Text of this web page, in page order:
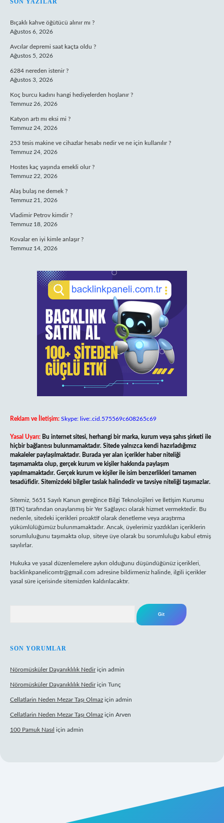
SIDEBAR
SON YAZILAR
Bıçaklı kahve öğütücü alınır mı ?
Ağustos 6, 2026
Avcılar depremi saat kaçta oldu ?
Ağustos 5, 2026
6284 nereden istenir ?
Ağustos 3, 2026
Koç burcu kadını hangi hediyelerden hoşlanır ?
Temmuz 26, 2026
Katyon artı mı eksi mi ?
Temmuz 24, 2026
253 tesis makine ve cihazlar hesabı nedir ve ne için kullanılır ?
Temmuz 24, 2026
Hostes kaç yaşında emekli olur ?
Temmuz 22, 2026
Alaş bulaş ne demek ?
Temmuz 21, 2026
Vladimir Petrov kimdir ?
Temmuz 18, 2026
Kovalar en iyi kimle anlaşır ?
Temmuz 14, 2026
Reklam ve İletişim: Skype: live:.cid.575569c608265c69
Yasal Uyarı: Bu internet sitesi, herhangi bir marka, kurum veya şahıs şirketi ile
hiçbir bağlantısı bulunmamaktadır. Sitede yalnızca kendi hazırladığımız
makaleler paylaşılmaktadır. Burada yer alan içerikler haber niteliği
taşımamakta olup, gerçek kurum ve kişiler hakkında paylaşım
yapılmamaktadır. Gerçek kurum ve kişiler ile isim benzerlikleri tamamen
tesadüfidir. Sitemizdeki bilgiler taslak halindedir ve tavsiye niteliği taşımazlar.
Sitemiz, 5651 Sayılı Kanun gereğince Bilgi Teknolojileri ve İletişim Kurumu
(BTK) tarafından onaylanmış bir Yer Sağlayıcı olarak hizmet vermektedir. Bu
nedenle, sitedeki içerikleri proaktif olarak denetleme veya araştırma
yükümlülüğümüz bulunmamaktadır. Ancak, üyelerimiz yazdıkları içeriklerin
sorumluluğunu taşımakta olup, siteye üye olarak bu sorumluluğu kabul etmiş
sayılırlar.
Hukuka ve yasal düzenlemelere aykırı olduğunu düşündüğünüz içerikleri,
backlinkpanelicomtr@gmail.com adresine bildirmeniz halinde, ilgili içerikler
yasal süre içerisinde sitemizden kaldırılacaktır.
SON YORUMLAR
Nöromüsküler Dayanıklılık Nediriçin admin
Nöromüsküler Dayanıklılık Nediriçin Tunç
Cellatlarin Neden Mezar Taşı Olmaz için admin
Cellatlarin Neden Mezar Taşı Olmaz için Arven
100 Pamuk Nasıl için admin